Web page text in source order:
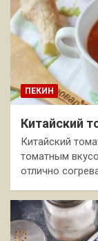
ПЕКИН
Китайский
Китайский
томатным
отлично